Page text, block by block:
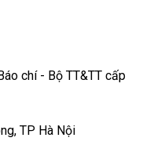
chí - Bộ TT&TT cấp
TP Hà Nội